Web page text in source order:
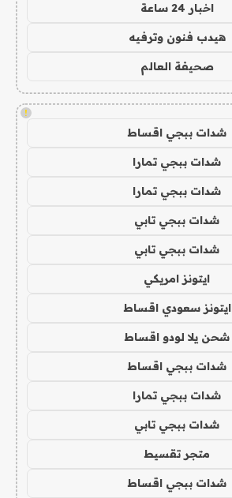
اخبار 24 ساعة
هيدب فنون وترفيه
صحيفة العالم
!
شدات ببجي اقساط
شدات ببجي تمارا
شدات ببجي تمارا
شدات ببجي تابي
شدات ببجي تابي
ايتونز امريكي
ايتونز سعودي اقساط
شحن يلا لودو اقساط
شدات ببجي اقساط
شدات ببجي تمارا
شدات ببجي تابي
متجر تقسيط
شدات ببجي اقساط